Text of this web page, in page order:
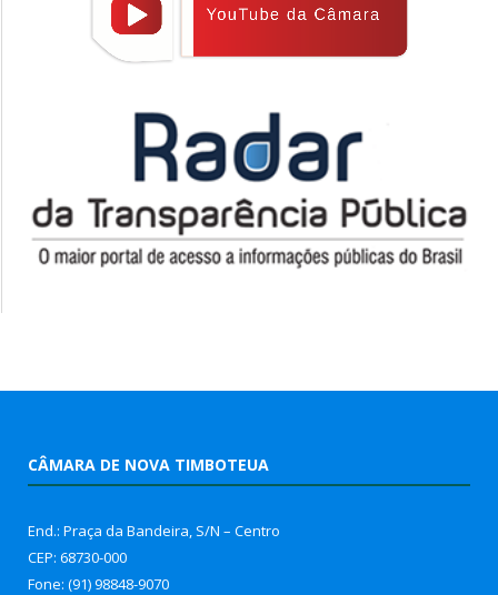
CÂMARA DE NOVA TIMBOTEUA
End.: Praça da Bandeira, S/N – Centro
CEP: 68730-000
Fone: (91) 98848-9070